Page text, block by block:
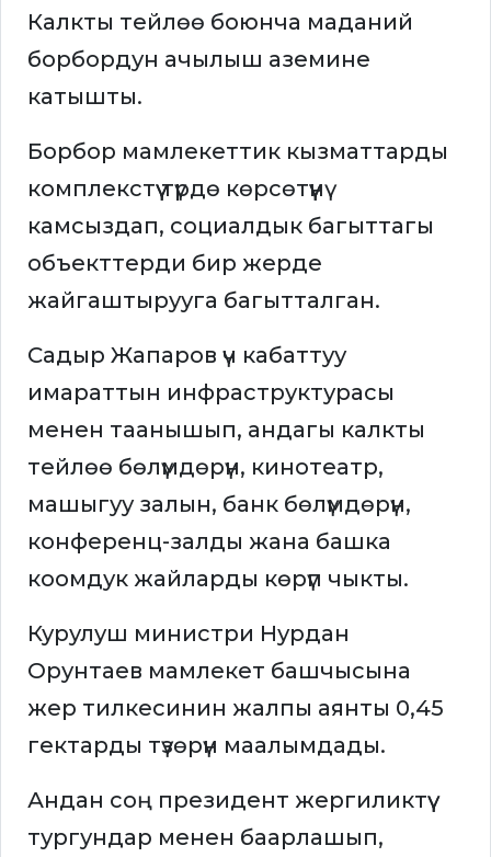
Калкты тейлөө боюнча маданий
борбордун ачылыш аземине
катышты.
Борбор мамлекеттик кызматтарды
комплекстүү түрдө көрсөтүүнү
камсыздап, социалдык багыттагы
объекттерди бир жерде
жайгаштырууга багытталган.
Садыр Жапаров үч кабаттуу
имараттын инфраструктурасы
менен таанышып, андагы калкты
тейлөө бөлүмдөрүн, кинотеатр,
машыгуу залын, банк бөлүмдөрүн,
конференц-залды жана башка
коомдук жайларды көрүп чыкты.
Курулуш министри Нурдан
Орунтаев мамлекет башчысына
жер тилкесинин жалпы аянты 0,45
гектарды түзөрүн маалымдады.
Андан соң президент жергиликтүү
тургундар менен баарлашып,